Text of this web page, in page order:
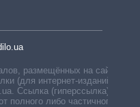
размещённых на сайте,
(для интернет-изданий —
Ссылка (гиперссылка)
полного либо частичного